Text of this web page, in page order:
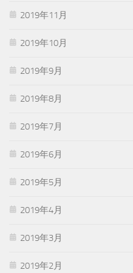
2019年11月
2019年10月
2019年9月
2019年8月
2019年7月
2019年6月
2019年5月
2019年4月
2019年3月
2019年2月